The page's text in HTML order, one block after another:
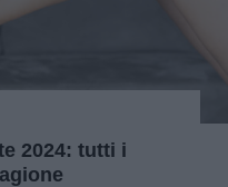
2024: tutti i